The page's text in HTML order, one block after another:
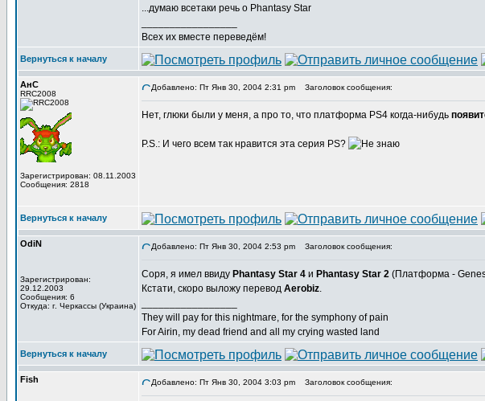
...думаю всетаки речь о Phantasy Star
Всех их вместе переведём!
Вернуться к началу
АнС
RRC2008
Зарегистрирован: 08.11.2003
Сообщения: 2818
Добавлено: Пт Янв 30, 2004 2:31 pm Заголовок сообщения:
Нет, глюки были у меня, а про то, что платформа PS4 когда-нибудь
P.S.: И чего всем так нравится эта серия PS?
Вернуться к началу
OdiN
Зарегистрирован:
29.12.2003
Сообщения: 6
Откуда: г. Черкассы (Украина)
Добавлено: Пт Янв 30, 2004 2:53 pm Заголовок сообщения:
Соря, я имел ввиду Phantasy Star 4 и Phantasy Star 2 (Платформа -
Кстати, скоро выложу перевод Aerobiz.
They will pay for this nightmare, for the symphony of pain
For Airin, my dead friend and all my crying wasted land
Вернуться к началу
Fish Добавлено: Пт Янв 30, 2004 3:03 pm Заголовок сообщения: